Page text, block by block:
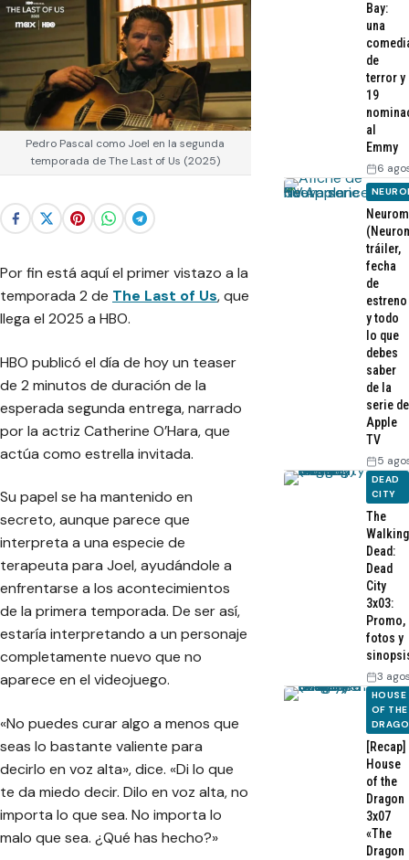
Pedro Pascal como Joel en la segunda
temporada de The Last of Us (2025)
Por fin está aquí el primer vistazo a la
temporada 2 de The Last of Us, que
llega el 2025 a HBO.
HBO publicó el día de hoy un teaser
de 2 minutos de duración de la
esperada segunda entrega, narrado
por la actriz Catherine O’Hara, que
actúa como estrella invitada.
Su papel se ha mantenido en
secreto, aunque parece que
interpreta a una especie de
terapeuta para Joel, ayudándole a
enfrentarse a los acontecimientos
de la primera temporada. De ser así,
estaría interpretando a un personaje
completamente nuevo que no
aparece en el videojuego.
«No puedes curar algo a menos que
seas lo bastante valiente para
decirlo en voz alta», dice. «Di lo que
te da miedo decir. Dilo en voz alta, no
importa lo que sea. No importa lo
malo que sea. ¿Qué has hecho?»
Bay:
una
de
terror y
19
al
Emmy
6
tráiler,
fecha
de
estreno
y todo
lo que
debes
saber
de la
serie de
Apple
TV
5
DEAD
CITY
The
Walking
Dead:
Dead
City
3x03:
Promo,
fotos y
3
HOUSE
OF THE
[Recap]
House
of the
Dragon
3x07
«The
Dragon